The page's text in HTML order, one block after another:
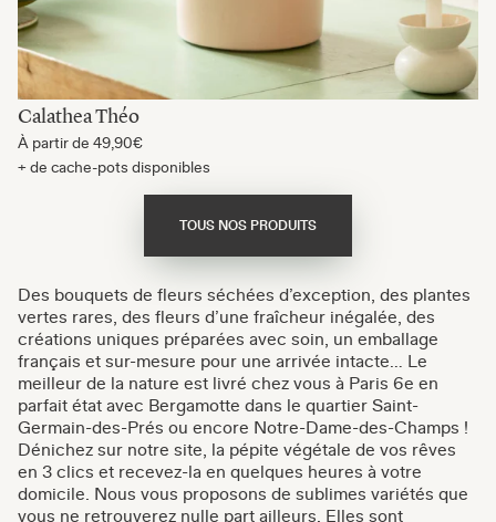
Calathea Théo
À partir de 49,90€
+ de cache-pots disponibles
TOUS NOS PRODUITS
Des bouquets de fleurs séchées d’exception, des plantes
vertes rares, des fleurs d’une fraîcheur inégalée, des
créations uniques préparées avec soin, un emballage
français et sur-mesure pour une arrivée intacte… Le
meilleur de la nature est livré chez vous à Paris 6e en
parfait état avec Bergamotte dans le quartier Saint-
Germain-des-Prés ou encore Notre-Dame-des-Champs !
Dénichez sur notre site, la pépite végétale de vos rêves
en 3 clics et recevez-la en quelques heures à votre
domicile. Nous vous proposons de sublimes variétés que
vous ne retrouverez nulle part ailleurs. Elles sont